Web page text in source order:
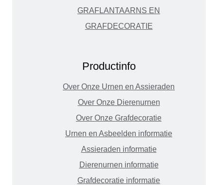
GRAFLANTAARNS EN
GRAFDECORATIE
Productinfo
Over Onze Urnen en Assieraden
Over Onze Dierenurnen
Over Onze Grafdecoratie
Urnen en Asbeelden informatie
Assieraden informatie
Dierenurnen informatie
Grafdecoratie informatie